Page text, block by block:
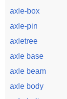
axle-box
axle-pin
axletree
axle base
axle beam
axle body